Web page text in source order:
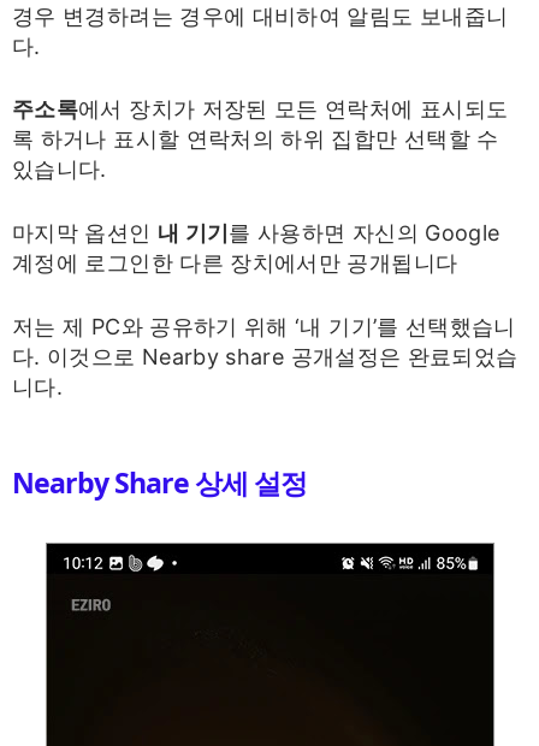
경우 변경하려는 경우에 대비하여 알림도 보내줍니
다.
주소록에서 장치가 저장된 모든 연락처에 표시되도
록 하거나 표시할 연락처의 하위 집합만 선택할 수
있습니다.
마지막 옵션인 내 기기 를 사용하면 자신의 Google
계정에 로그인한 다른 장치에서만 공개됩니다
저는 제 PC와 공유하기 위해 ‘내 기기’를 선택했습니
다. 이것으로 Nearby share 공개설정은 완료되었습
니다.
Nearby Share 상세 설정